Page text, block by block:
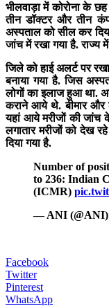
भीलवाड़ा में कोरोना के छह
तीन डॉक्टर और तीन
अस्पताल को सील कर
जांच में रखा गया है. राज्य
जिले को हाई अलर्ट पर
बनाया गया है. जिस
लोगों का इलाज हुआ था.
कराने आये थे. बीमार और
यहां आये मरीजों की जांच
लगातार मरीजों को देख
दिया गया है.
Number of
to 236: Indian
(ICMR)
— ANI (@ANI)
Facebook
Twitter
Pinterest
WhatsApp